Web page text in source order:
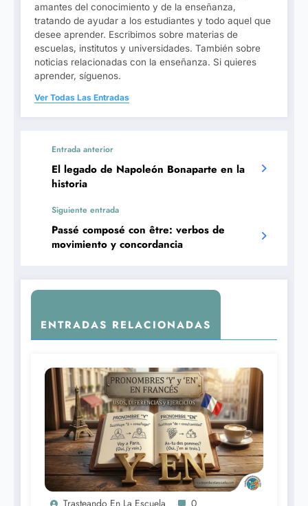
amantes del conocimiento y de la enseñanza,
tratando de ayudar a los estudiantes y todo aquel que
desee aprender. Escribimos sobre materias de
escuelas, institutos y universidades. También sobre
noticias relacionadas con la enseñanza. Si quieres
aprender, síguenos.
Ver Todas Las Entradas
Entrada anterior
El legado de Napoleón Bonaparte en la
historia
Siguiente entrada
Passé composé con être: verbos de
movimiento y concordancia
ENTRADAS RELACIONADAS
Trasteando En La Escuela 0